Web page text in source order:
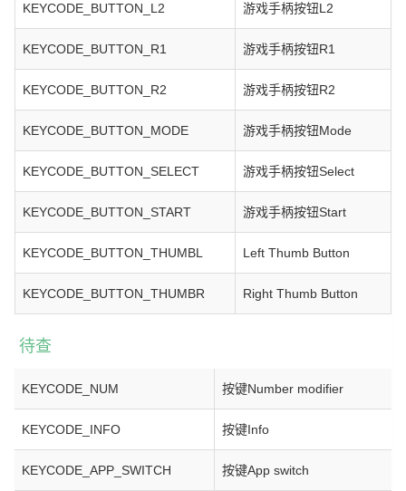
KEYCODE_BUTTON_L2 游戏手柄按钮L2
KEYCODE_BUTTON_R1 游戏手柄按钮R1
KEYCODE_BUTTON_R2 游戏手柄按钮R2
KEYCODE_BUTTON_MODE 游戏手柄按钮Mode
KEYCODE_BUTTON_SELECT 游戏手柄按钮Select
KEYCODE_BUTTON_START 游戏手柄按钮Start
KEYCODE_BUTTON_THUMBL Left Thumb Button
KEYCODE_BUTTON_THUMBR Right Thumb Button
待查
KEYCODE_NUM 按键Number modifier
KEYCODE_INFO 按键Info
KEYCODE_APP_SWITCH 按键App switch